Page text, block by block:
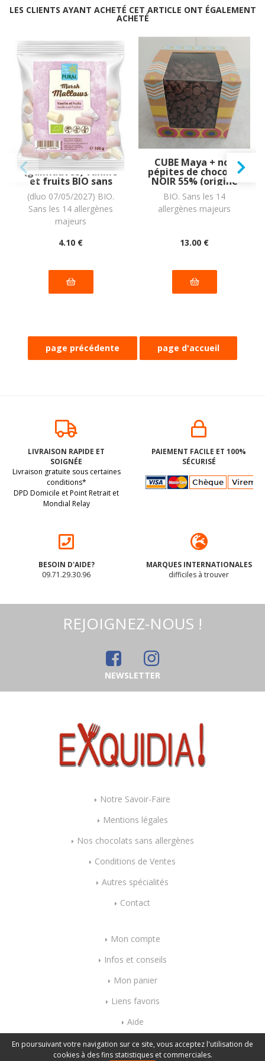
LES CLIENTS AYANT ACHETÉ CET ARTICLE ONT ÉGALEMENT
ACHETÉ
MarshMALLOWS
(guimauves) vanille
et fruits BIO sans
allergènes Pural :
100 grammes
(dluo 07/05/2027) BIO.
Sans les 14 allergènes
majeurs
4.10 €
CUBE Maya + nos
pépites de chocolat
NOIR 55% (origine
Pérou) BIO vegan
sans allergènes
Allergoora : 250
BIO. Sans les 14
allergènes majeurs
13.00 €
LIVRAISON RAPIDE ET
SOIGNÉE
Livraison gratuite sous certaines
conditions*
DPD Domicile et Point Retrait et
Mondial Relay
PAIEMENT FACILE ET 100%
SÉCURISÉ
BESOIN D'AIDE?
09.71.29.30.96
MARQUES INTERNATIONALES
difficiles à trouver
REJOIGNEZ-NOUS !
NEWSLETTER
Notre Savoir-Faire
Mentions légales
Nos chocolats sans allergènes
Conditions de Ventes
Autres spécialités
Contact
Mon compte
Infos et conseils
Mon panier
Liens favoris
Aide
Index mots-clés
En poursuivant votre navigation sur ce site, vous acceptez l'utilisation de
cookies à des fins statistiques et commerciales.